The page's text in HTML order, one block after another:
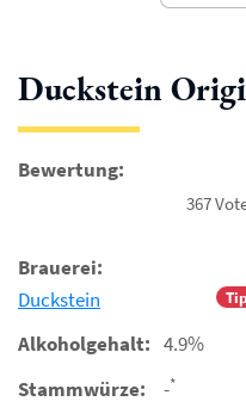
Duckstein
Bewertung:
367
Brauerei:
Duckstein
Alkoholgehalt: 4.9%
Stammwürze:
-*